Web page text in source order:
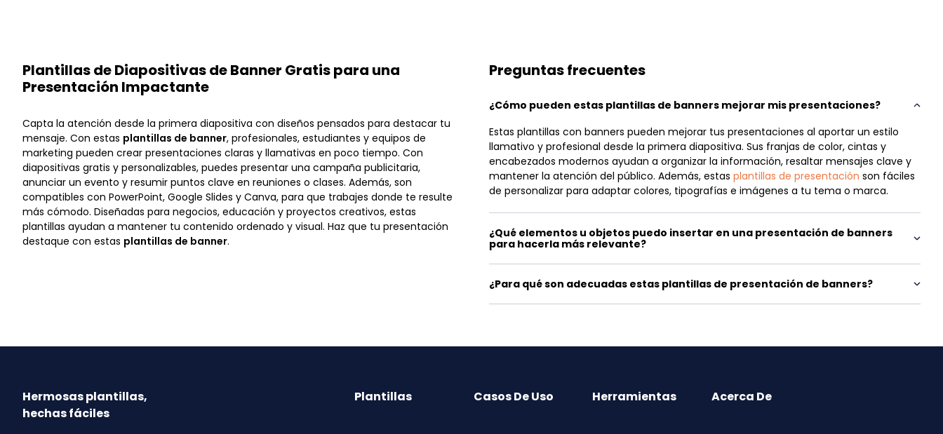
Plantillas de Diapositivas de Banner Gratis para una
Presentación Impactante
Capta la atención desde la primera diapositiva con diseños pensados para destacar tu
mensaje. Con estas plantillas de banner, profesionales, estudiantes y equipos de
marketing pueden crear presentaciones claras y llamativas en poco tiempo. Con
diapositivas gratis y personalizables, puedes presentar una campaña publicitaria,
anunciar un evento y resumir puntos clave en reuniones o clases. Además, son
compatibles con PowerPoint, Google Slides y Canva, para que trabajes donde te resulte
más cómodo. Diseñadas para negocios, educación y proyectos creativos, estas
plantillas ayudan a mantener tu contenido ordenado y visual. Haz que tu presentación
destaque con estas plantillas de banner.
Preguntas frecuentes
¿Cómo pueden estas plantillas de banners mejorar mis presentaciones?
Estas plantillas con banners pueden mejorar tus presentaciones al aportar un estilo
llamativo y profesional desde la primera diapositiva. Sus franjas de color, cintas y
encabezados modernos ayudan a organizar la información, resaltar mensajes clave y
mantener la atención del público. Además, estas plantillas de presentación son fáciles
de personalizar para adaptar colores, tipografías e imágenes a tu tema o marca.
¿Qué elementos u objetos puedo insertar en una presentación de banners
para hacerla más relevante?
¿Para qué son adecuadas estas plantillas de presentación de banners?
Hermosas plantillas,
hechas fáciles
Plantillas Casos De Uso Herramientas Acerca De